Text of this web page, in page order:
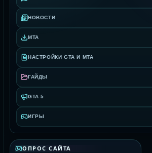
НОВОСТИ
MTA
НАСТРОЙКИ GTA И MTA
ГАЙДЫ
GTA 5
ИГРЫ
ОПРОС САЙТА